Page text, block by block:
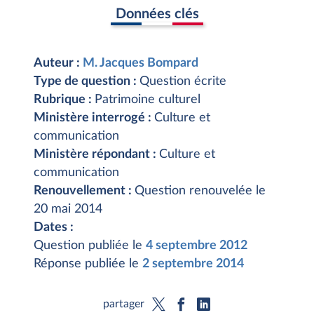
Données clés
Auteur : M. Jacques Bompard
Type de question : Question écrite
Rubrique : Patrimoine culturel
Ministère interrogé : Culture et
communication
Ministère répondant : Culture et
communication
Renouvellement : Question renouvelée le
20 mai 2014
Dates :
Question publiée le 4 septembre 2012
Réponse publiée le 2 septembre 2014
partager